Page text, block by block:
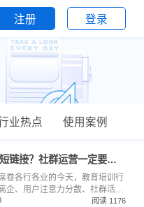
注册 登录
业热点 使用案例
长链接怎么弄成短链接？社群运营一定要用短链接吗？
卷各行各业的今天，教育培训行
企、用户注意力分散、社群活跃
战。如何在激烈的市场竞争中脱
阅读 1176